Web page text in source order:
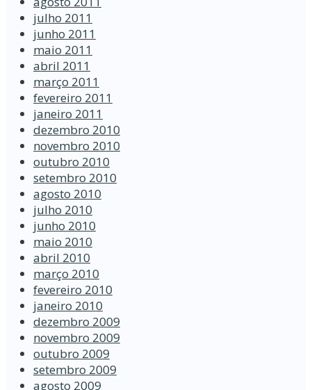
julho 2011
junho 2011
maio 2011
abril 2011
março 2011
fevereiro 2011
janeiro 2011
dezembro 2010
novembro 2010
outubro 2010
setembro 2010
agosto 2010
julho 2010
junho 2010
maio 2010
abril 2010
março 2010
fevereiro 2010
janeiro 2010
dezembro 2009
novembro 2009
outubro 2009
setembro 2009
agosto 2009